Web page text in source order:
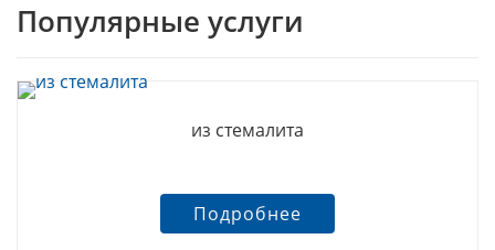
Популярные услуги
из стемалита
Подробнее